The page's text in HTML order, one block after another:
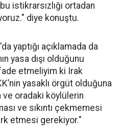
istikrarsızlığı ortadan
diye konuştu.
yaptığı açıklamada da
yasa dışı olduğunu
etmeliyim ki Irak
yasaklı örgüt olduğuna
ve oradaki köylülerin
ve sıkıntı çekmemesi
etmesi gerekiyor."